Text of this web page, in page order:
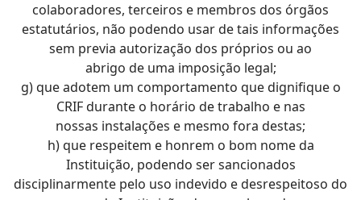
colaboradores, terceiros e membros dos órgãos
estatutários, não podendo usar de tais informações
sem previa autorização dos próprios ou ao
abrigo de uma imposição legal;
g) que adotem um comportamento que dignifique o
CRIF durante o horário de trabalho e nas
nossas instalações e mesmo fora destas;
h) que respeitem e honrem o bom nome da
Instituição, podendo ser sancionados
disciplinarmente pelo uso indevido e desrespeitoso do